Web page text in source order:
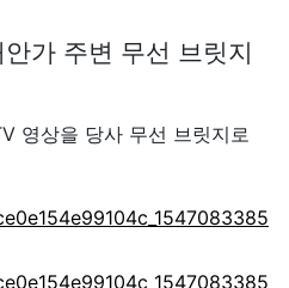
가 주변 무선 브릿지
영상을 당사 무선 브릿지로